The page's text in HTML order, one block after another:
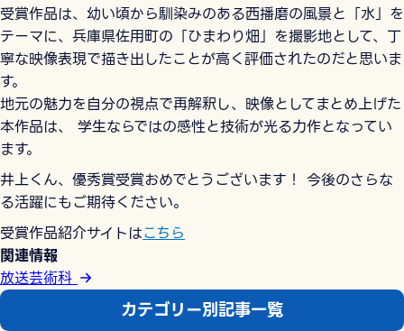
受賞作品は、幼い頃から馴染みのある西播磨の風景と「水」を
テーマに、兵庫県佐用町の「ひまわり畑」を撮影地として、丁
寧な映像表現で描き出したことが高く評価されたのだと思いま
す。
地元の魅力を自分の視点で再解釈し、映像としてまとめ上げた
本作品は、 学生ならではの感性と技術が光る力作となってい
ます。
井上くん、優秀賞受賞おめでとうございます！ 今後のさらな
る活躍にもご期待ください。
受賞作品紹介サイトはこちら
関連情報
放送芸術科
カテゴリー別記事一覧